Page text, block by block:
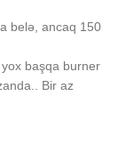
belə, ancaq 150
başqa burner
Bir az